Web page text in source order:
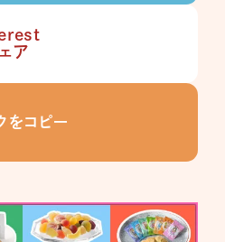
ア
をコピー